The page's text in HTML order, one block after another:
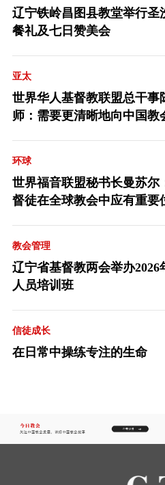
辽宁铁岭昌图县教堂举行圣
餐礼及七日赞美会
亚太
世界华人基督教联盟总干事
师：需要更清晰地向中国教
环球
世界福音联盟秘书长曼苏尔
督徒在全球教会中应有重要
教会管理
辽宁省基督教两会举办2026
人员培训班
信徒成长
在日常中操练专注的生命